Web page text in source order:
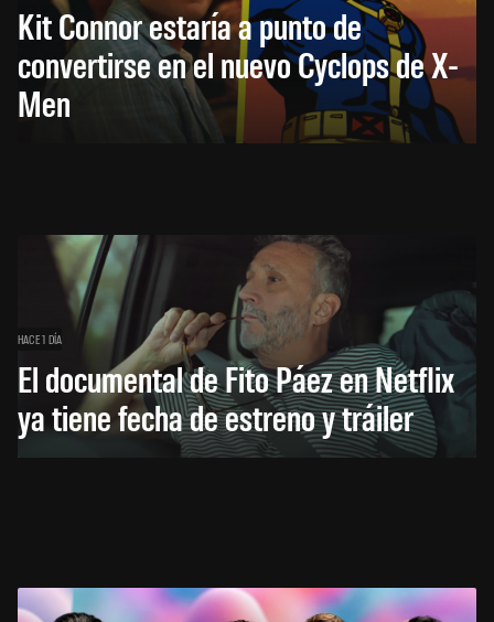
Kit Connor estaría a punto de
convertirse en el nuevo Cyclops de X-
Men
HACE 1 DÍA
El documental de Fito Páez en Netflix
ya tiene fecha de estreno y tráiler